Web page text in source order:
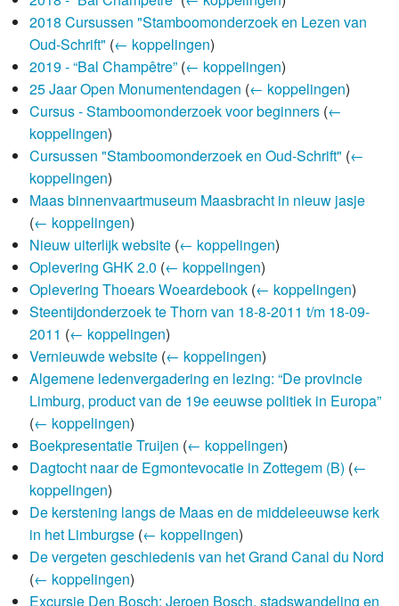
2018 Cursussen "Stamboomonderzoek en Lezen van
Oud-Schrift" (← koppelingen)
2019 - “Bal Champêtre” (← koppelingen)
25 Jaar Open Monumentendagen (← koppelingen)
Cursus - Stamboomonderzoek voor beginners (←
koppelingen)
Cursussen "Stamboomonderzoek en Oud-Schrift" (←
koppelingen)
Maas binnenvaartmuseum Maasbracht in nieuw jasje
(← koppelingen)
Nieuw uiterlijk website (← koppelingen)
Oplevering GHK 2.0 (← koppelingen)
Oplevering Thoears Woeardebook (← koppelingen)
Steentijdonderzoek te Thorn van 18-8-2011 t/m 18-09-
2011 (← koppelingen)
Vernieuwde website (← koppelingen)
Algemene ledenvergadering en lezing: “De provincie
Limburg, product van de 19e eeuwse politiek in Europa”
(← koppelingen)
Boekpresentatie Truijen (← koppelingen)
Dagtocht naar de Egmontevocatie in Zottegem (B) (←
koppelingen)
De kerstening langs de Maas en de middeleeuwse kerk
in het Limburgse (← koppelingen)
De vergeten geschiedenis van het Grand Canal du Nord
(← koppelingen)
Excursie Den Bosch: Jeroen Bosch, stadswandeling en